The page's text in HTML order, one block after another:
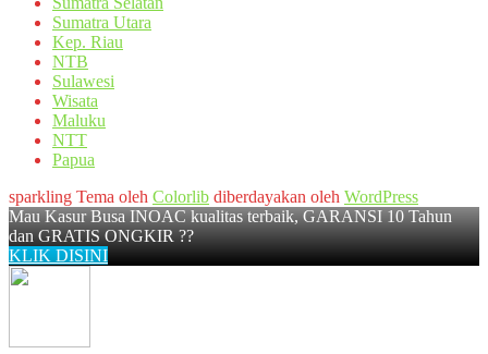
Sumatra Utara
Kep. Riau
NTB
Sulawesi
Wisata
Maluku
NTT
Papua
sparkling Tema oleh Colorlib diberdayakan oleh WordPress
Mau Kasur Busa INOAC kualitas terbaik, GARANSI 10 Tahun
dan GRATIS ONGKIR ??
KLIK DISINI